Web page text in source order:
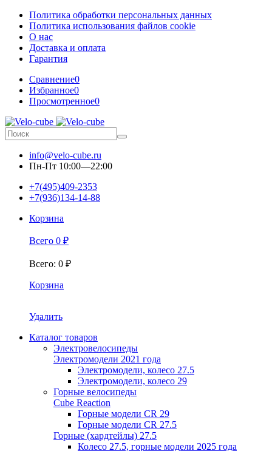
Политика обработки персональных данных
Политика использования файлов cookie
О нас
Доставка и оплата
Гарантия
Сравнение0
Избранное0
Просмотренное0
info@velo-cube.ru
Пн-Пт 10:00—22:00
+7(495)409-2353
+7(936)134-14-88
Корзина
Всего 0 ₽
Всего: 0 ₽
Корзина
Удалить
Каталог товаров
Электровелосипеды
Электромодели 2021 года
Электромодели, колесо 27.5
Электромодели, колесо 29
Горные велосипеды
Cube Reaction
Горные модели CR 29
Горные модели CR 27.5
Горные (хардтейлы) 27.5
Колесо 27.5, горные модели 2025 года